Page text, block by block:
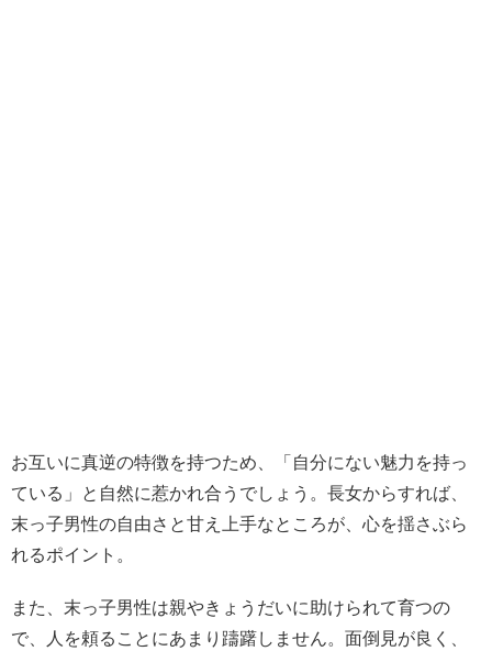
お互いに真逆の特徴を持つため、「自分にない魅力を持っ
ている」と自然に惹かれ合うでしょう。長女からすれば、
末っ子男性の自由さと甘え上手なところが、心を揺さぶら
れるポイント。
また、末っ子男性は親やきょうだいに助けられて育つの
で、人を頼ることにあまり躊躇しません。面倒見が良く、